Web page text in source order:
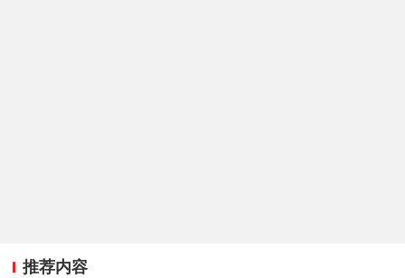
推荐内容